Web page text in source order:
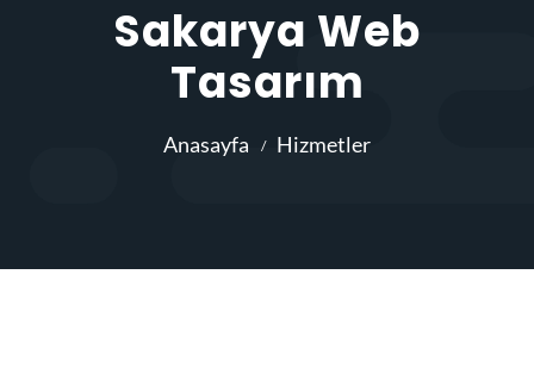
Sakarya Web
Tasarım
Anasayfa Hizmetler